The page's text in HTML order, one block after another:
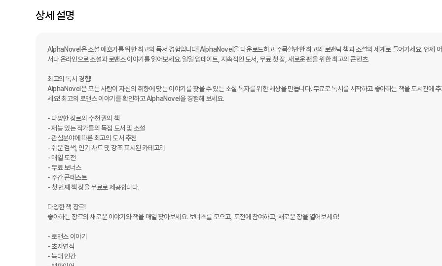
상세 설명
AlphaNovel은 소설 애호가를 위한 최고의 독서 경험입니다! AlphaNovel을 다운로드하고 주목할만한 최고의 로맨틱 책과 소설의 세계로 들어가세요. 언제 어
서나 온라인으로 소설과 로맨스 이야기를 읽어보세요. 일일 업데이트, 지속적인 도서, 무료 첫 장, 새로운 팬을 위한 최고의 콘텐츠.
최고의 독서 경험!
AlphaNovel은 모든 사람이 자신의 취향에 맞는 이야기를 찾을 수 있는 소설 독자를 위한 세상을 만듭니다. 무료로 독서를 시작하고 좋아하는 책을 도서관에
세요! 최고의 로맨스 이야기를 확인하고 AlphaNovel을 경험해 보세요.
- 다양한 장르의 수천 권의 책
- 재능 있는 작가들의 독점 도서 및 소설
- 관심분야에 따른 최고의 도서 추천
- 쉬운 검색, 인기 차트 및 강조 표시된 카테고리
- 매일 도전
- 무료 보너스
- 주간 콘테스트
- 첫 번째 책 장을 무료로 제공합니다.
다양한 책 장르!
좋아하는 장르의 새로운 이야기와 책을 매일 찾아보세요. 보너스를 모으고, 도전에 참여하고, 새로운 장을 열어보세요!
- 로맨스 이야기
- 초자연적
- 늑대 인간